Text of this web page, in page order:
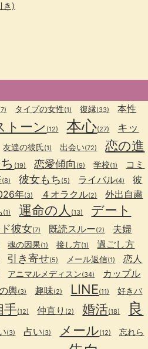
き)
タイプの女性(1) 復縁(33) 本性
トーン (12) 本心(27)
キッ
友達の彼氏(1) 出会い(72)
恋の進
(19) 恋愛傾向 (9) 学校(1)
コミ
(8) 彼女もち (5) ライバル(4)
彼
年(3) ４オラクル(2) 外出自粛
(1) 運命の人 (13) デート
彼女(7) 既読スルー(2) 夫婦
魂の因果(1) 接し方(1) 過ごし方
引き寄せ(5) メール返信(1) 恋人
アニマルメディスン(34) カップル
輿(3) 趣味(2) LINE(11)
好きバ
手(12) 仲直り (2) 婚活(18)
良
(3) 占い(3) メール(12) 忘れら